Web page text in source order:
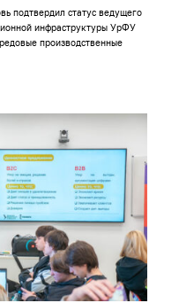
подтвердил статус ведущего
инфраструктуры УрФУ
производственные